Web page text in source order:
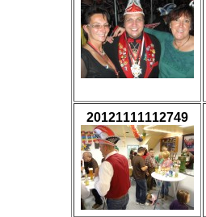
20121111112749